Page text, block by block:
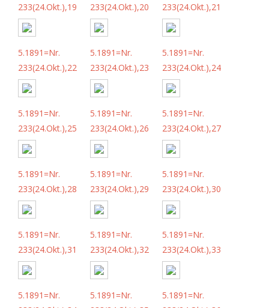
233(24.Okt.),19
233(24.Okt.),20
233(24.Okt.),21
5.1891=Nr.
233(24.Okt.),22
5.1891=Nr.
233(24.Okt.),23
5.1891=Nr.
233(24.Okt.),24
5.1891=Nr.
233(24.Okt.),25
5.1891=Nr.
233(24.Okt.),26
5.1891=Nr.
233(24.Okt.),27
5.1891=Nr.
233(24.Okt.),28
5.1891=Nr.
233(24.Okt.),29
5.1891=Nr.
233(24.Okt.),30
5.1891=Nr.
233(24.Okt.),31
5.1891=Nr.
233(24.Okt.),32
5.1891=Nr.
233(24.Okt.),33
5.1891=Nr.
5.1891=Nr.
5.1891=Nr.